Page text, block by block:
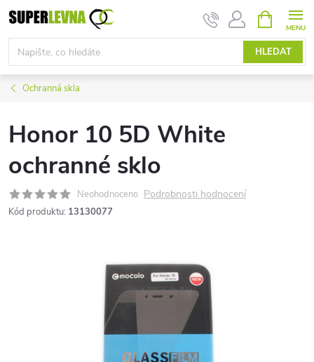
Přejít
na
obsah
HLEDAT
NÁKUPNÍ
KOŠÍK
Ochranná skla
Honor 10 5D White
ochranné sklo
Neohodnoceno Podrobnosti hodnocení
Kód produktu: 13130077